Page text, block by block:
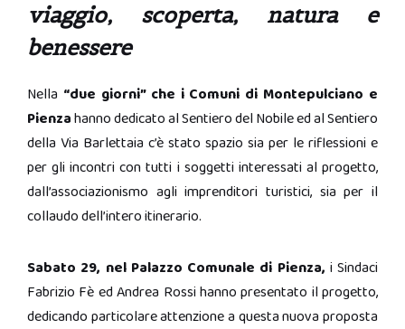
viaggio, scoperta, natura e
benessere
Nella “due giorni” che i Comuni di Montepulciano e
Pienzahanno dedicato al Sentiero del Nobile ed al Sentiero
della Via Barlettaia c’è stato spazio sia per le riflessioni e
per gli incontri con tutti i soggetti interessati al progetto,
dall’associazionismo agli imprenditori turistici, sia per il
collaudo dell’intero itinerario.
Sabato 29, nel Palazzo Comunale di Pienza, i Sindaci
Fabrizio Fè ed Andrea Rossi hanno presentato il progetto,
dedicando particolare attenzione a questa nuova proposta